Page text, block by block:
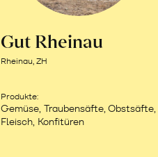
Gut Rheinau
Rheinau, ZH
Produkte:
Gemüse, Traubensäfte, Obstsäfte,
Fleisch, Konfitüren